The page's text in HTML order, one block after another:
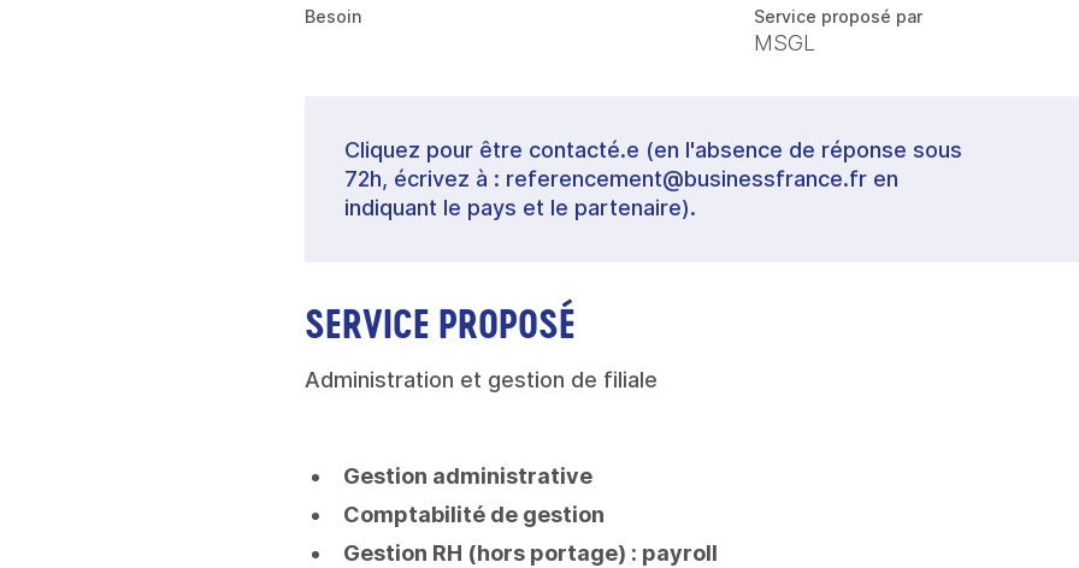
Besoin Service proposé par
MSGL
Cliquez pour être contacté.e (en l'absence de réponse sous
72h, écrivez à : referencement@businessfrance.fr en
indiquant le pays et le partenaire).
SERVICE PROPOSÉ
Administration et gestion de filiale
Gestion administrative
Comptabilité de gestion
Gestion RH (hors portage) : payroll